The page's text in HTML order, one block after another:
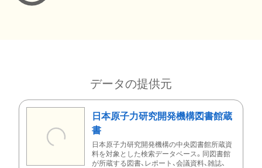
データの提供元
日本原子力研究開発機構図書館蔵
書
日本原子力研究開発機構の中央図書館所蔵資
料を対象とした検索データベース。同図書館
が所蔵する図書、レポート、会議資料、雑誌、